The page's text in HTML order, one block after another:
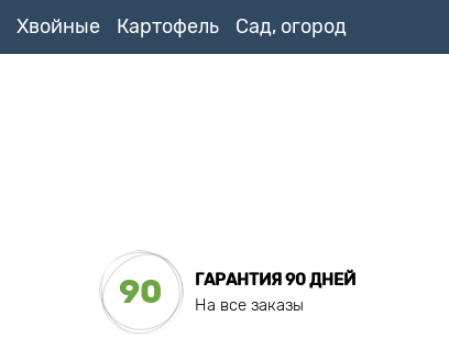
Хвойные Картофель Сад, огород
90
ГАРАНТИЯ 90 ДНЕЙ
На все заказы